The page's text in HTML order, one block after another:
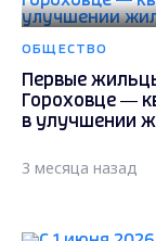
ОБЩЕСТВО
Первые
Гороховце —
в улучшении
3 месяца назад